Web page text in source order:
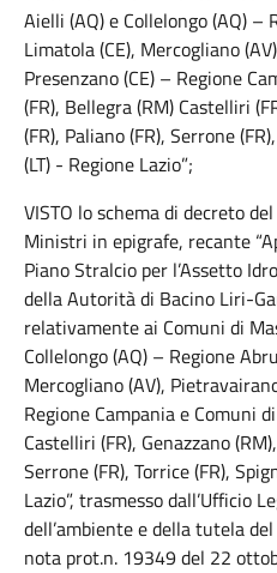
Aielli (AQ) e Collelongo (AQ) –
Limatola (CE), Mercogliano
Presenzano (CE) – Regione
(FR), Bellegra (RM) Castelliri
(FR), Paliano (FR), Serrone
(LT) - Regione Lazio”;
VISTO lo schema di decreto
Ministri in epigrafe, recante
Piano Stralcio per l’Assetto
della Autorità di Bacino Liri-
relativamente ai Comuni di
Collelongo (AQ) – Regione
Mercogliano (AV),
Regione Campania e Comuni
Castelliri (FR), Genazzano
Serrone (FR), Torrice (FR),
Lazio”, trasmesso dall’Ufficio
dell’ambiente e della tutela
nota prot.n. 19349 del 22